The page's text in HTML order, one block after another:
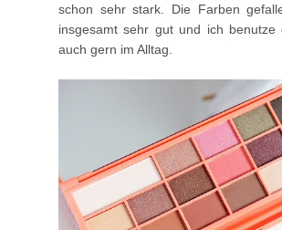
schon sehr stark. Die Farben
insgesamt sehr gut und ich benutze
auch gern im Alltag.